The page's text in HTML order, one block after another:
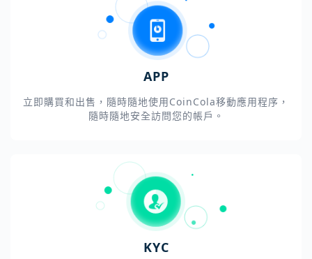
APP
立即購買和出售，隨時隨地使用CoinCola移動應用程序，
隨時隨地安全訪問您的帳戶。
KYC